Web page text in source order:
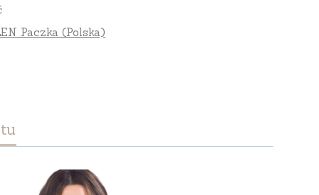
Paczka (Polska)